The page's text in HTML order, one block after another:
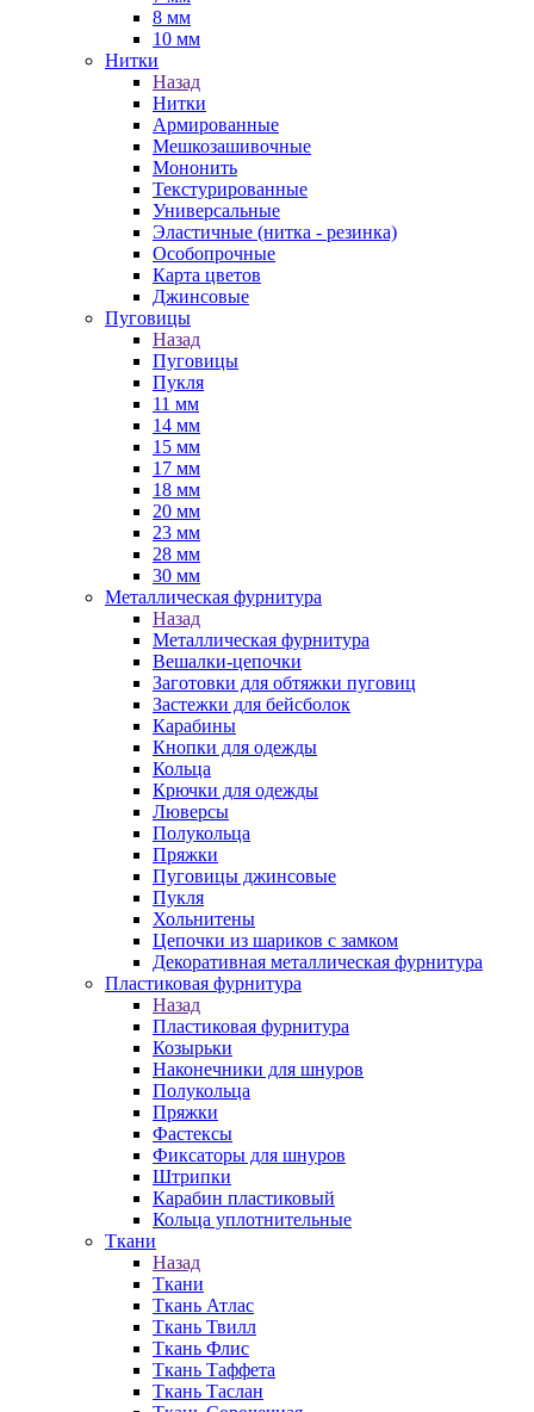
8 мм
10 мм
Нитки
Назад
Нитки
Армированные
Мешкозашивочные
Мононить
Текстурированные
Универсальные
Эластичные (нитка - резинка)
Особопрочные
Карта цветов
Джинсовые
Пуговицы
Назад
Пуговицы
Пукля
11 мм
14 мм
15 мм
17 мм
18 мм
20 мм
23 мм
28 мм
30 мм
Металлическая фурнитура
Назад
Металлическая фурнитура
Вешалки-цепочки
Заготовки для обтяжки пуговиц
Застежки для бейсболок
Карабины
Кнопки для одежды
Кольца
Крючки для одежды
Люверсы
Полукольца
Пряжки
Пуговицы джинсовые
Пукля
Хольнитены
Цепочки из шариков с замком
Декоративная металлическая фурнитура
Пластиковая фурнитура
Назад
Пластиковая фурнитура
Козырьки
Наконечники для шнуров
Полукольца
Пряжки
Фастексы
Фиксаторы для шнуров
Штрипки
Карабин пластиковый
Кольца уплотнительные
Ткани
Назад
Ткани
Ткань Атлас
Ткань Твилл
Ткань Флис
Ткань Таффета
Ткань Таслан